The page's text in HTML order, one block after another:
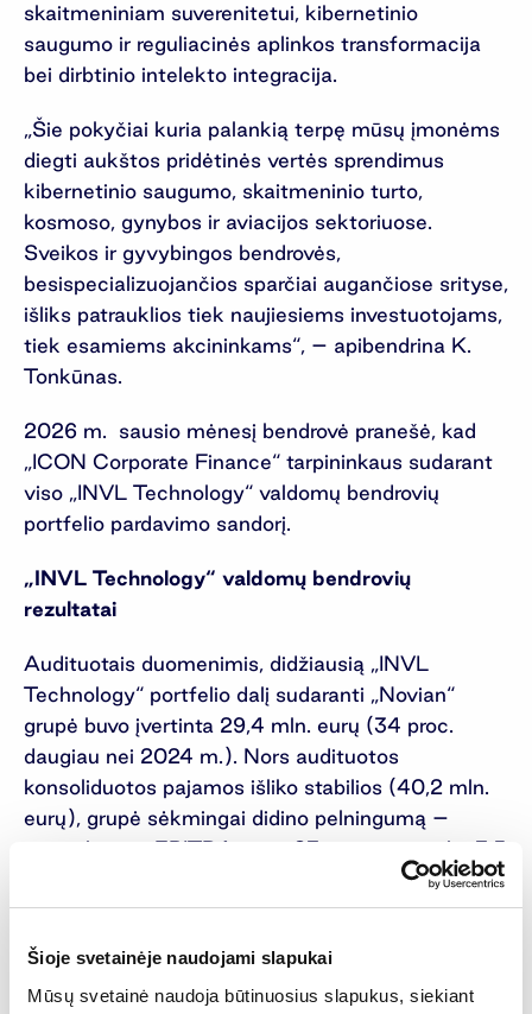
Šioje svetainėje naudojami slapukai
Mūsų svetainė naudoja būtinuosius slapukus, siekiant
skaitmeniniam suverenitetui, kibernetinio
saugumo ir reguliacinės aplinkos transformacija
bei dirbtinio intelekto integracija.
„Šie pokyčiai kuria palankią terpę mūsų įmonėms
diegti aukštos pridėtinės vertės sprendimus
kibernetinio saugumo, skaitmeninio turto,
kosmoso, gynybos ir aviacijos sektoriuose.
Sveikos ir gyvybingos bendrovės,
besispecializuojančios sparčiai augančiose srityse,
išliks patrauklios tiek naujiesiems investuotojams,
tiek esamiems akcininkams“, – apibendrina K.
Tonkūnas.
2026 m. sausio mėnesį bendrovė pranešė, kad
„ICON Corporate Finance“ tarpininkaus sudarant
viso „INVL Technology“ valdomų bendrovių
portfelio pardavimo sandorį.
„INVL Technology“ valdomų bendrovių
rezultatai
Audituotais duomenimis, didžiausią „INVL
Technology“ portfelio dalį sudaranti „Novian“
grupė buvo įvertinta 29,4 mln. eurų (34 proc.
daugiau nei 2024 m.). Nors audituotos
konsoliduotos pajamos išliko stabilios (40,2 mln.
eurų), grupė sėkmingai didino pelningumą –
normalizuota EBITDA augo 23 proc. ir pasiekė 3,5
mln. eurų. Pagrindiniai augimo varikliai – dirbtinio
intelekto sprendimai bei aktyvi plėtra
Skandinavijos ir vokiškai kalbančiose rinkose
(DACH).